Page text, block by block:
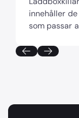
innehåller
som passar